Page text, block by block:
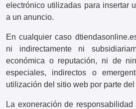
electrónico utilizadas para insertar
a un anuncio.
En cualquier caso
ni indirectamente ni
económica o reputación, ni de
especiales, indirectos o
utilización del sitio web por parte del
La exoneración de